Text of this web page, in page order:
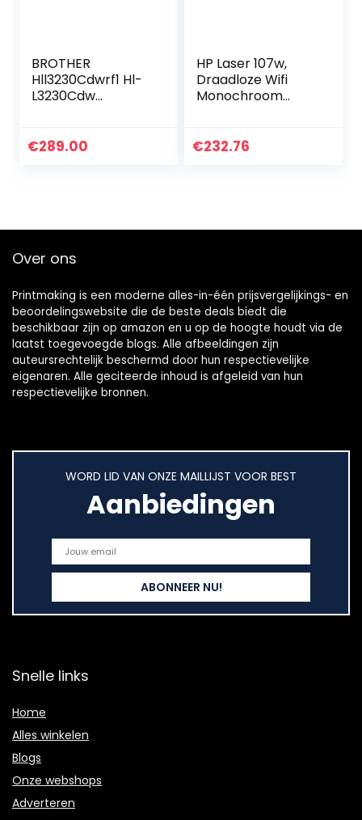
BROTHER
Hll3230Cdwrf1 Hl-
L3230Cdw
€289.00
HP Laser 107w,
Draadloze Wifi
Monochroom
(Alleen afdrukken)
€232.76
Over ons
Printmaking is een moderne alles-in-één prijsvergelijkings- en
beoordelingswebsite die de beste deals biedt die
beschikbaar zijn op amazon en u op de hoogte houdt via de
laatst toegevoegde blogs. Alle afbeeldingen zijn
auteursrechtelijk beschermd door hun respectievelijke
eigenaren. Alle geciteerde inhoud is afgeleid van hun
respectievelijke bronnen.
WORD LID VAN ONZE MAILLIJST VOOR BEST
Aanbiedingen
Snelle links
Home
Alles winkelen
Blogs
Onze webshops
Adverteren